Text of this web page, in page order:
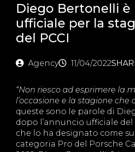
Diego Bertonelli è
ufficiale per la
del PCCI
Agency 11/04/2022
“Non riesco ad esprimere la
l’occasione e la stagione che
queste sono le parole di
dopo l’annuncio ufficiale del
che lo ha designato come
categoria Pro del Porsche